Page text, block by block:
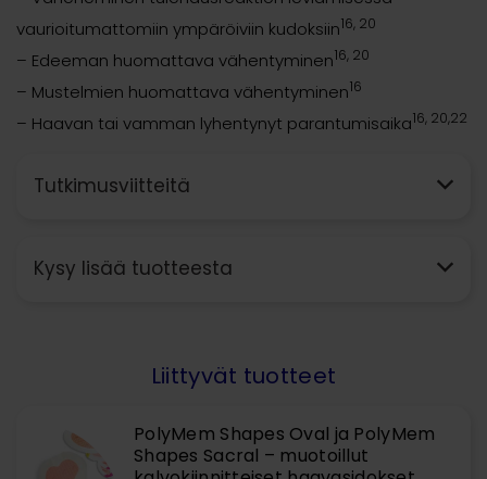
vaurioitumattomiin ympäröiviin kudoksiin16, 20
– Edeeman huomattava vähentyminen16, 20
– Mustelmien huomattava vähentyminen16
– Haavan tai vamman lyhentynyt parantumisaika16, 20,22
Tutkimusviitteitä
Kysy lisää tuotteesta
Liittyvät tuotteet
PolyMem Shapes Oval ja PolyMem
Shapes Sacral – muotoillut